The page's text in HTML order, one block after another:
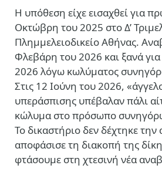
H υπόθεση είχε εισαχθεί για
Οκτώβρη του 2025 στο Δ’
Πλημμελειοδικείο Αθήνας.
Φλεβάρη του 2026 και ξανά για
2026 λόγω κωλύματος
Στις 12 Ιούνη του 2026,
υπεράσπισης υπέβαλαν πάλι
κώλυμα στο πρόσωπο
Το δικαστήριο δεν δέχτηκε
αποφάσισε τη διακοπή της
φτάσουμε στη χτεσινή νέα